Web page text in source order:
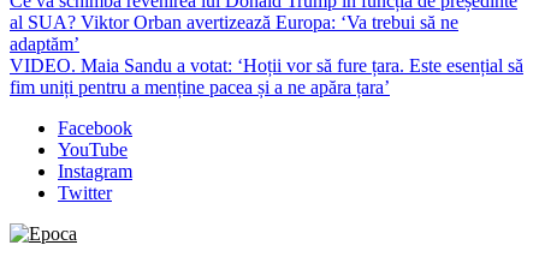
al SUA? Viktor Orban avertizează Europa: ‘Va trebui să ne
adaptăm’
VIDEO. Maia Sandu a votat: ‘Hoții vor să fure țara. Este esențial să
fim uniți pentru a menține pacea și a ne apăra țara’
Facebook
YouTube
Instagram
Twitter